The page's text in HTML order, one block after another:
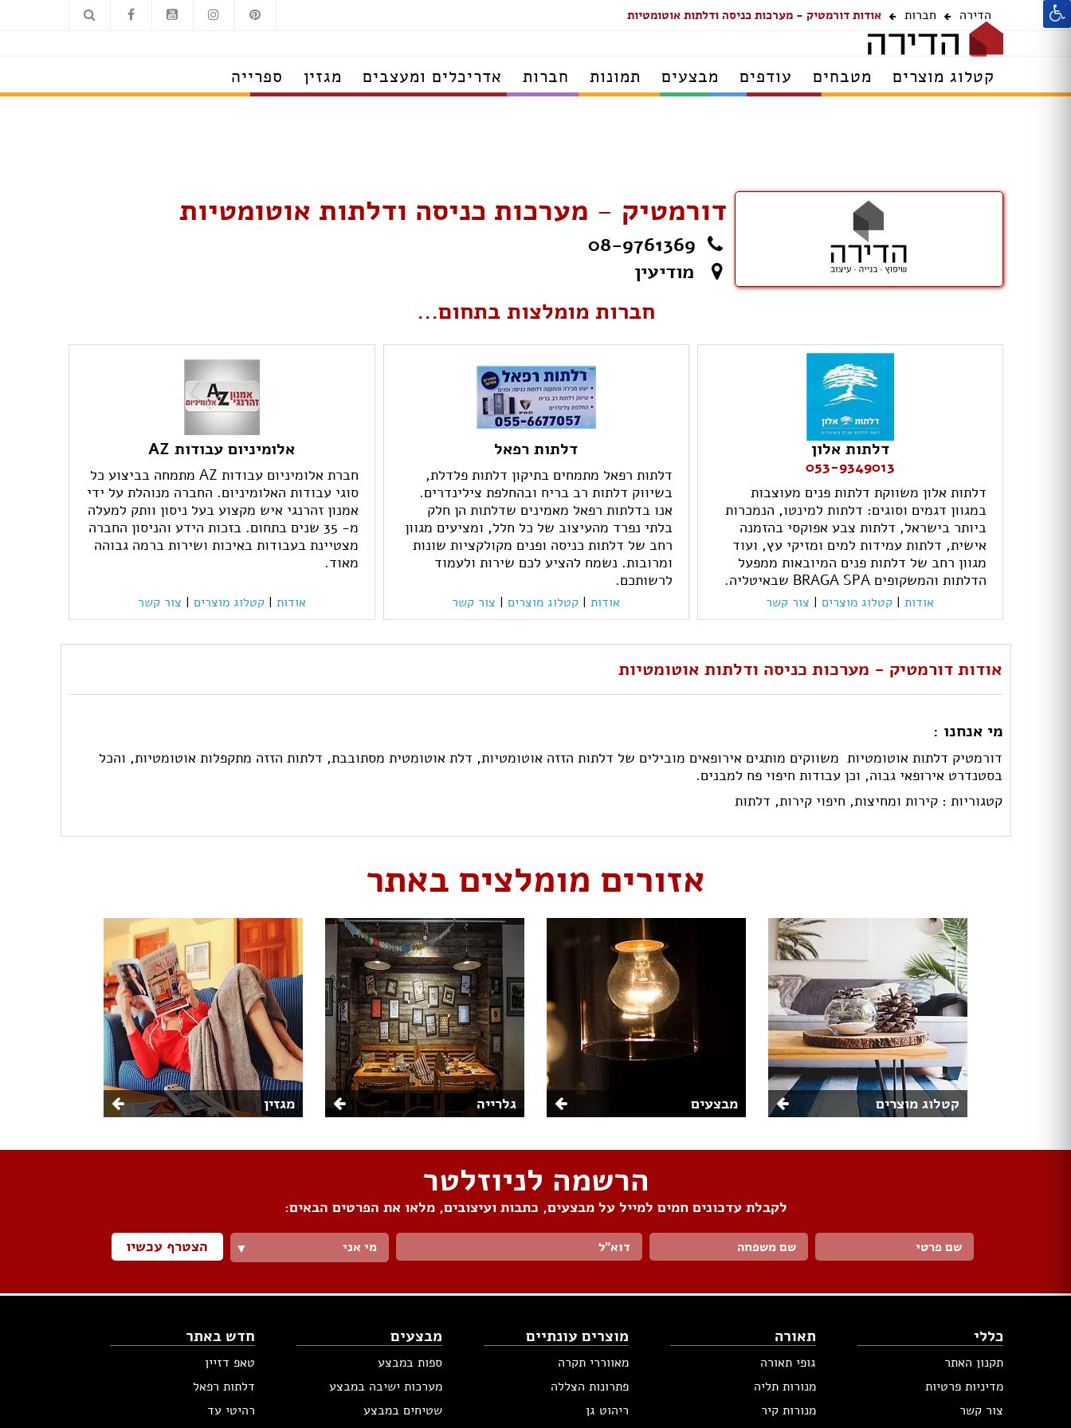
הדירה חברות אודות דורמטיק - מערכות כניסה ודלתות אוטומטיות
קטלוג מוצרים מטבחים עודפים מבצעים תמונות חברות אדריכלים ומעצבים מגזין ספרייה
דורמטיק - מערכות כניסה ודלתות אוטומטיות
08-9761369
מודיעין
חברות מומלצות בתחום...
דלתות אלון
053-9349013
דלתות אלון משווקת דלתות פנים מעוצבות
במגוון דגמים וסוגים: דלתות למינטו, הנמכרות
ביותר בישראל, דלתות צבע אפוקסי בהזמנה
אישית, דלתות עמידות למים ומזיקי עץ, ועוד
מגוון רחב של דלתות פנים המיובאות ממפעל
הדלתות והמשקופים BRAGA SPA שבאיטליה.
אודות | קטלוג מוצרים | צור קשר
דלתות רפאל
דלתות רפאל מתמחים בתיקון דלתות פלדלת,
בשיווק דלתות רב בריח ובהחלפת צילינדרים.
אנו בדלתות רפאל מאמינים שדלתות הן חלק
בלתי נפרד מהעיצוב של כל חלל, ומציעים מגוון
רחב של דלתות כניסה ופנים מקולקציות שונות
ומרובות. נשמח להציע לכם שירות ולעמוד
לרשותכם.
אודות | קטלוג מוצרים | צור קשר
אלומיניום עבודות AZ
חברת אלומיניום עבודות AZ מתמחה בביצוע כל
סוגי עבודות האלומיניום. החברה מנוהלת על ידי
אמנון זהרנגי איש מקצוע בעל ניסון וותק למעלה
מ- 35 שנים בתחום. בזכות הידע והניסון החברה
מצטיינת בעבודות באיכות ושירות ברמה גבוהה
מאוד.
אודות | קטלוג מוצרים | צור קשר
אודות דורמטיק - מערכות כניסה ודלתות אוטומטיות
מי אנחנו :
דורמטיק דלתות אוטומטיות  משווקים מותגים אירופאים מובילים של דלתות הזזה אוטומטיות, דלת אוטומטית מסתובבת, דלתות הזזה מתקפלות אוטומטיות, והכל
בסטנדרט אירופאי גבוה, וכן עבודות חיפוי פח למבנים.
קטגוריות :קירות ומחיצות, חיפוי קירות, דלתות
אזורים מומלצים באתר
קטלוג מוצרים מבצעים גלרייה מגזין
הרשמה לניוזלטר
לקבלת עדכונים חמים למייל על מבצעים, כתבות ועיצובים, מלאו את הפרטים הבאים:
מי אני ▼ הצטרף עכשיו
כללי
תקנון האתר
מדיניות פרטיות
צור קשר
תאורה
גופי תאורה
מנורות תליה
מנורות קיר
מוצרים עונתיים
מאווררי תקרה
פתרונות הצללה
ריהוט גן
מבצעים
ספות במבצע
מערכות ישיבה במבצע
שטיחים במבצע
חדש באתר
טאפ דזיין
דלתות רפאל
רהיטי עד